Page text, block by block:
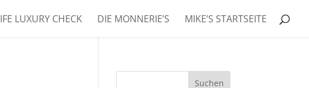
LUXURY CHECK DIE MONNERIE’S MIKE’S STARTSEITE